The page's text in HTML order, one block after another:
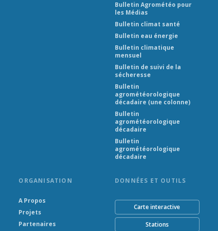
Bulletin Agrométéo pour
les Médias
Bulletin climat santé
Bulletin eau énergie
Bulletin climatique
mensuel
Bulletin de suivi de la
sécheresse
Bulletin
agrométéorologique
décadaire (une colonne)
Bulletin
agrométéorologique
décadaire
Bulletin
agrométéorologique
décadaire
ORGANISATION
A Propos
Projets
Partenaires
DONNÉES ET OUTILS
Carte interactive
Stations